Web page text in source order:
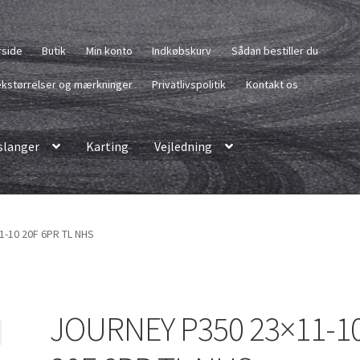
Butik Min konto Indkøbskurv Sådan bestiller du
og mærkninger Privatlivspolitik Kontakt os
Karting Vejledning
10 20F 6PR TL NHS
JOURNEY P350 23×11-